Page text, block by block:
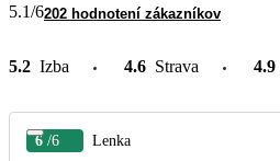
5.1/6202 hodnotení zákazníkov
5.2 Izba 4.6 Strava 4.9
6 /6 Lenka